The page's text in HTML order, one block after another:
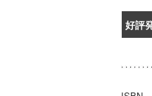
好評